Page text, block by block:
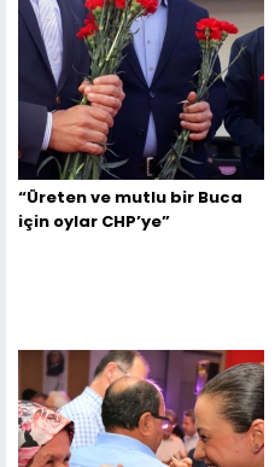
“Üreten ve mutlu bir Buca
için oylar CHP’ye”